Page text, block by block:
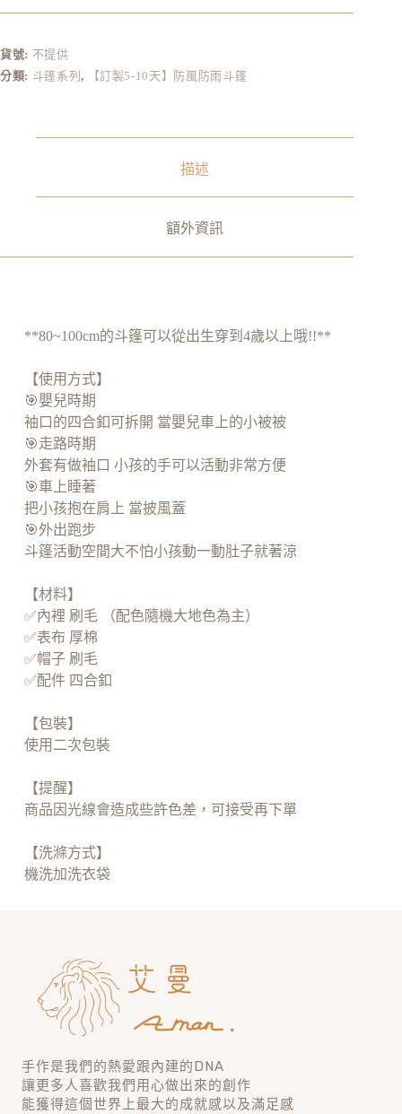
r
n
a
貨號: 不提供
分類: 斗篷系列, 【訂製5-10天】防風防雨斗篷
描述
額外資訊
**80~100cm的斗篷可以從出生穿到4歲以上哦!!**
【使用方式】
🎯嬰兒時期
袖口的四合釦可拆開 當嬰兒車上的小被被
🎯走路時期
外套有做袖口 小孩的手可以活動非常方便
🎯車上睡著
把小孩抱在肩上 當披風蓋
🎯外出跑步
斗篷活動空間大不怕小孩動一動肚子就著涼
【材料】
✅內裡 刷毛 （配色隨機大地色為主）
✅表布 厚棉
✅帽子 刷毛
✅配件 四合釦
【包裝】
使用二次包裝
【提醒】
商品因光線會造成些許色差，可接受再下單
【洗滌方式】
機洗加洗衣袋
手作是我們的熱愛跟內建的DNA
讓更多人喜歡我們用心做出來的創作
能獲得這個世界上最大的成就感以及滿足感